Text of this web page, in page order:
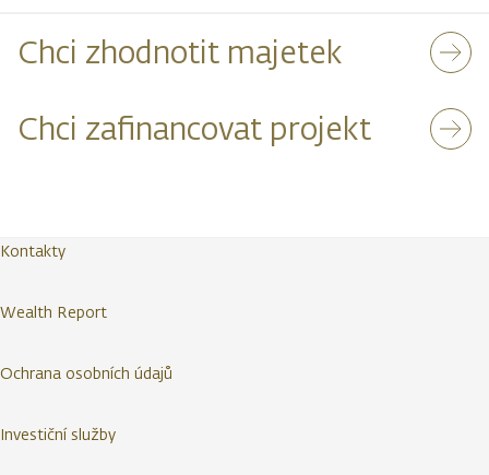
Chci zhodnotit majetek
Chci zafinancovat projekt
Kontakty
Wealth Report
Ochrana osobních údajů
Investiční služby